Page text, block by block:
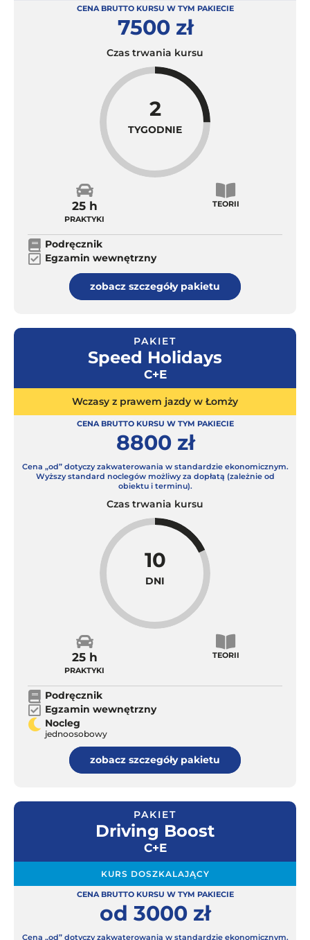
CENA BRUTTO KURSU W TYM PAKIECIE
7500 zł
Czas trwania kursu
2
TYGODNIE
25 h
PRAKTYKI
TEORII
Podręcznik
Egzamin wewnętrzny
zobacz szczegóły pakietu
PAKIET
Speed Holidays
C+E
Wczasy z prawem jazdy w Łomży
CENA BRUTTO KURSU W TYM PAKIECIE
8800 zł
Cena „od” dotyczy zakwaterowania w standardzie ekonomicznym.
Wyższy standard noclegów możliwy za dopłatą (zależnie od
obiektu i terminu).
Czas trwania kursu
10
DNI
25 h
PRAKTYKI
TEORII
Podręcznik
Egzamin wewnętrzny
Nocleg
jednoosobowy
zobacz szczegóły pakietu
PAKIET
Driving Boost
C+E
KURS DOSZKALAJĄCY
CENA BRUTTO KURSU W TYM PAKIECIE
od 3000 zł
Cena „od” dotyczy zakwaterowania w standardzie ekonomicznym.